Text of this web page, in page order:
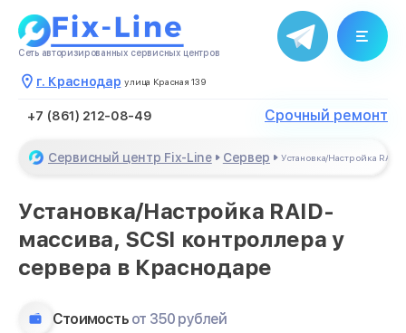
Сеть авторизированных сервисных центров
г. Краснодар улица Красная 139
+7 (861) 212-08-49 Срочный ремонт
Сервисный центр Fix-Line Сервер Установка/Настройка
Установка/Настройка RAID-
массива, SCSI контроллера у
сервера в Краснодаре
Стоимость от 350 рублей